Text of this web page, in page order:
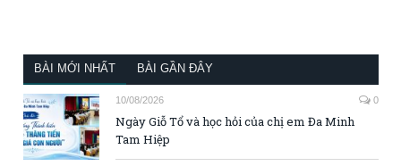
BÀI MỚI NHẤT BÀI GẦN ĐÂY
10/08/2026 0
Ngày Giỗ Tổ và học hỏi của chị em Đa Minh
Tam Hiệp